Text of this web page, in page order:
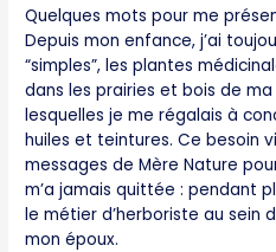
Quelques mots pour me
Depuis mon enfance, j’ai
“simples”, les plantes
dans les prairies et bois de
lesquelles je me régalais à
huiles et teintures. Ce besoin
messages de Mère Nature
m’a jamais quittée : pendant
le métier d’herboriste au sein
mon époux.